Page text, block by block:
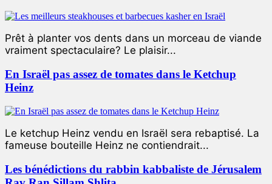
Prêt à planter vos dents dans un morceau de viande
vraiment spectaculaire? Le plaisir...
En Israël pas assez de tomates dans le Ketchup
Heinz
Le ketchup Heinz vendu en Israël sera rebaptisé. La
fameuse bouteille Heinz ne contiendrait...
Les bénédictions du rabbin kabbaliste de Jérusalem